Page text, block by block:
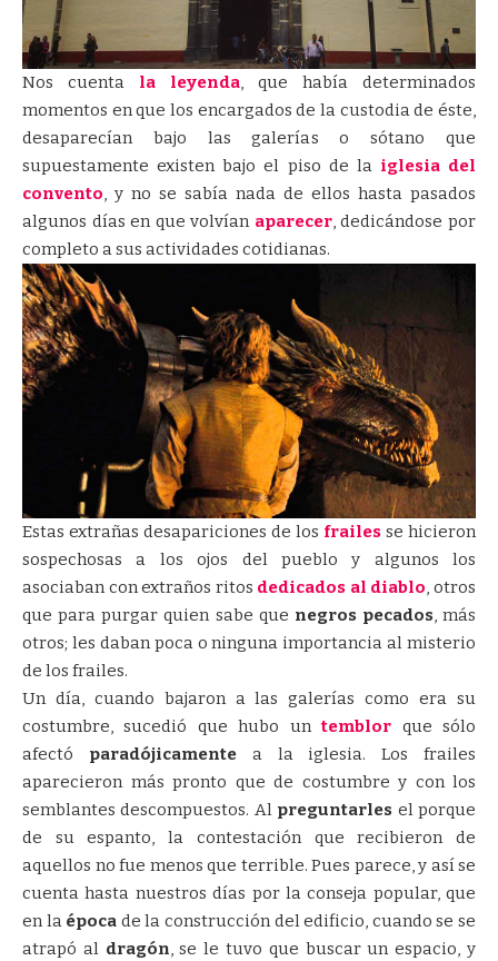
Nos cuenta la leyenda, que había determinados
momentos en que los encargados de la custodia de éste,
desaparecían bajo las galerías o sótano que
supuestamente existen bajo el piso de laiglesia del
convento, y no se sabía nada de ellos hasta pasados
algunos días en que volvíanaparecer, dedicándose por
completo a sus actividades cotidianas.
Estas extrañas desapariciones de los frailes se hicieron
sospechosas a los ojos del pueblo y algunos los
asociaban con extraños ritos dedicados al diablo, otros
que para purgar quien sabe que negros pecados, más
otros; les daban poca o ninguna importancia al misterio
de los frailes.
Un día, cuando bajaron a las galerías como era su
costumbre, sucedió que hubo untemblor que sólo
afectó paradójicamentea la iglesia. Los frailes
aparecieron más pronto que de costumbre y con los
semblantes descompuestos. Al preguntarles el porque
de su espanto, la contestación que recibieron de
aquellos no fue menos que terrible. Pues parece, y así se
cuenta hasta nuestros días por la conseja popular, que
en laépoca de la construcción del edificio, cuando se se
atrapó al dragón, se le tuvo que buscar un espacio, y